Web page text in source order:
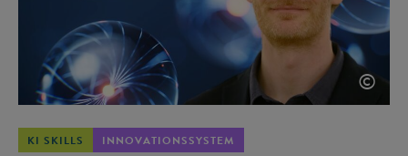
©
KI SKILLS INNOVATIONSSYSTEM